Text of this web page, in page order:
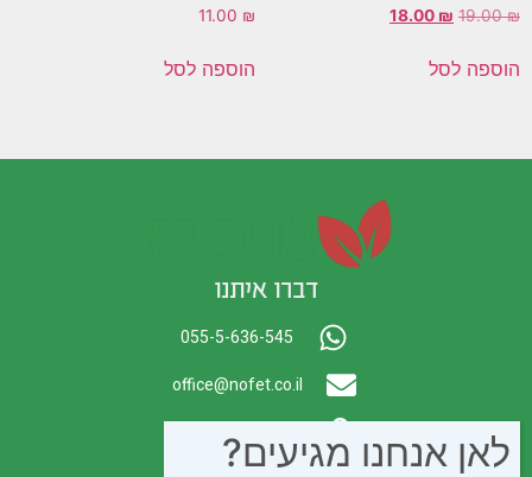
19.00₪
18.00 ₪
הוספה לסל
11.00 ₪
הוספה לסל
דברו איתנו
055-5-636-545
office@nofet.co.il
לאן אנחנו מגיעים?